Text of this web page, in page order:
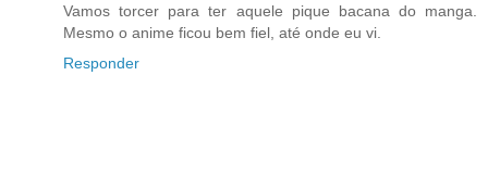
Vamos torcer para ter aquele pique bacana do manga.
Mesmo o anime ficou bem fiel, até onde eu vi.
Responder